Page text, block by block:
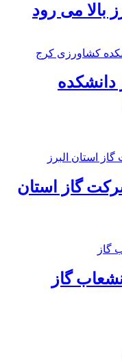
بالا می رود
گاز استان
گاز